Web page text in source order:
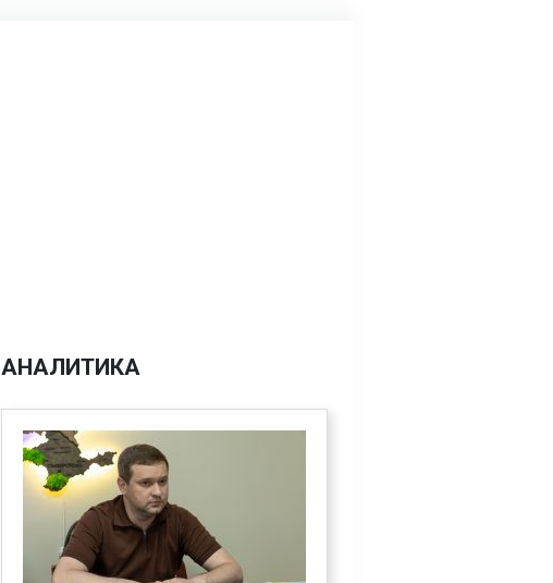
АНАЛИТИКА